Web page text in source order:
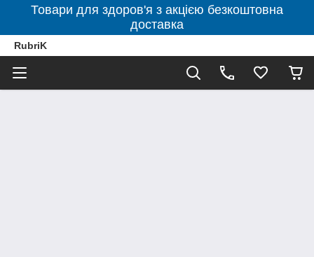
Товари для здоров'я з акцією безкоштовна
доставка
RubriK